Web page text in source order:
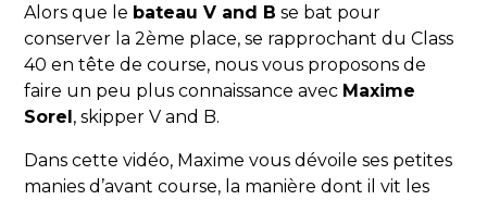
Alors que le bateau V and B se bat pour
conserver la 2ème place, se rapprochant du Class
40 en tête de course, nous vous proposons de
faire un peu plus connaissance avec Maxime
Sorel, skipper V and B.
Dans cette vidéo, Maxime vous dévoile ses petites
manies d’avant course, la manière dont il vit les